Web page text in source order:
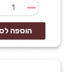
כמות
של
אבקת
אסאי
הוספה